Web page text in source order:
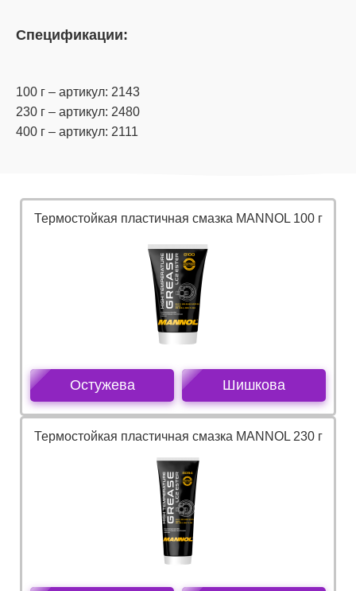
Спецификации:
100 г – артикул: 2143
230 г – артикул: 2480
400 г – артикул: 2111
Термостойкая пластичная смазка MANNOL 100 г
Остужева Шишкова
Термостойкая пластичная смазка MANNOL 230 г